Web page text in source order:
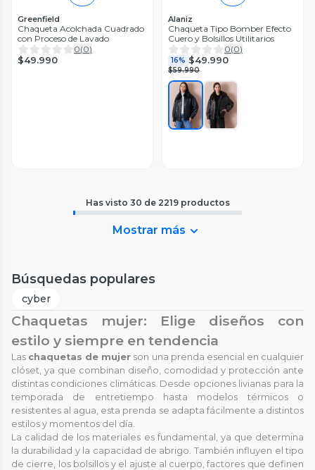
Greenfield
Chaqueta Acolchada Cuadrado
con Proceso de Lavado
0(0)
$49.990
Alaniz
Chaqueta Tipo Bomber Efecto
Cuero y Bolsillos Utilitarios
0(0)
16% $49.990
$59.990
Has visto 30 de 2219 productos
Mostrar más
Búsquedas populares
cyber
Chaquetas mujer: Elige diseños con
estilo y siempre en tendencia
Las chaquetas de mujer son una prenda esencial en cualquier
clóset, ya que combinan diseño, comodidad y protección ante
distintas condiciones climáticas. Desde opciones livianas para la
temporada de entretiempo hasta modelos térmicos o
resistentes al agua, esta prenda se adapta fácilmente a distintos
estilos y momentos del día.
La calidad de los materiales es fundamental, ya que determina
la durabilidad y la capacidad de abrigo. También influyen el tipo
de cierre, los bolsillos y el ajuste al cuerpo, factores que definen